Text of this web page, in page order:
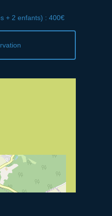
+ 2 enfants) : 400€